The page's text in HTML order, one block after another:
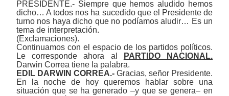
PRESIDENTE.- Siempre que hemos aludido hemos
dicho… A todos nos ha sucedido que el Presidente de
turno nos haya dicho que no podíamos aludir… Es un
tema de interpretación.
(Exclamaciones).
Continuamos con el espacio de los partidos políticos.
Le corresponde ahora al
PARTIDO NACIONAL.
Darwin Correa tiene la palabra.
EDIL DARWIN CORREA.- Gracias, señor Presidente.
En la noche de hoy queremos hablar sobre una
situación que se ha generado ‒y que se genera‒ en